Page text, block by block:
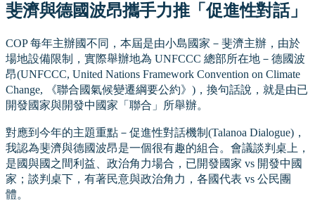
斐濟與德國波昂攜手力推「促進性對話」
COP 每年主辦國不同，本屆是由小島國家－斐濟主辦，由於
場地設備限制，實際舉辦地為 UNFCCC 總部所在地－德國波
昂(UNFCCC, United Nations Framework Convention on Climate
Change, 《聯合國氣候變遷綱要公約》)，換句話說，就是由已
開發國家與開發中國家「聯合」所舉辦。
對應到今年的主題重點－促進性對話機制(Talanoa Dialogue)，
我認為斐濟與德國波昂是一個很有趣的組合。會議談判桌上，
是國與國之間利益、政治角力場合，已開發國家 vs 開發中國
家；談判桌下，有著民意與政治角力，各國代表 vs 公民團
體。